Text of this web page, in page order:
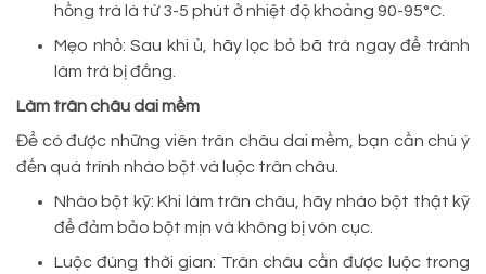
hồng trà là từ 3-5 phút ở nhiệt độ khoảng 90-95°C.
Mẹo nhỏ: Sau khi ủ, hãy lọc bỏ bã trà ngay để tránh
làm trà bị đắng.
Làm trân châu dai mềm
Để có được những viên trân châu dai mềm, bạn cần chú ý
đến quá trình nhào bột và luộc trân châu.
Nhào bột kỹ: Khi làm trân châu, hãy nhào bột thật kỹ
để đảm bảo bột mịn và không bị vón cục.
Luộc đúng thời gian: Trân châu cần được luộc trong